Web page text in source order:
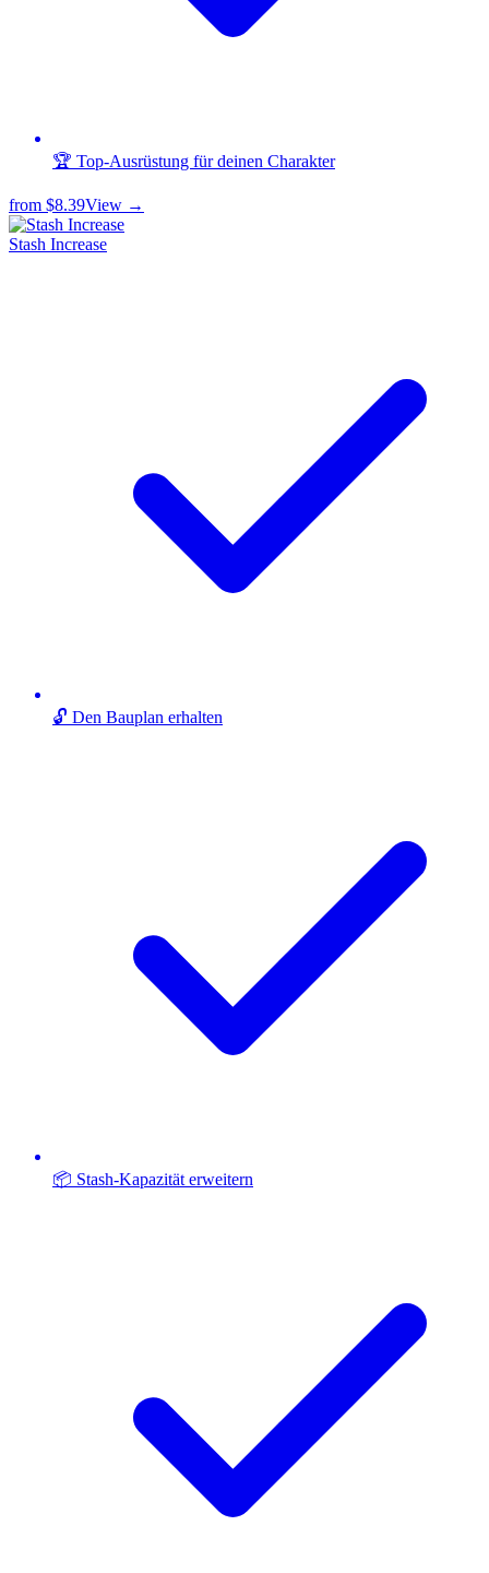
🏆 Top-Ausrüstung für deinen Charakter
from $8.39View →
Stash Increase
🔓 Den Bauplan erhalten
📦 Stash-Kapazität erweitern